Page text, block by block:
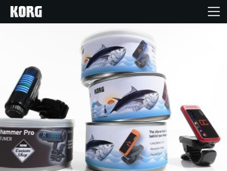
Productos
Características
Eventos
Soporte